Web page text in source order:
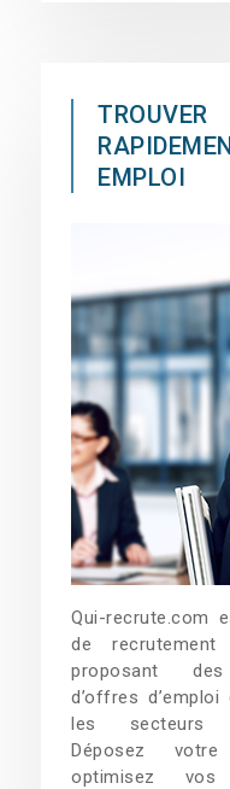
TROUVER
EMPLOI
Qui-recrute.com
de
proposant
d’offres
les secteurs
Déposez
optimisez vos